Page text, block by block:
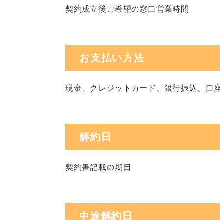
契約成立後ご希望の窓口営業時間
お支払い方法
現金、クレジットカード、銀行振込、口
解約日
契約書記載の期日
中途解約日